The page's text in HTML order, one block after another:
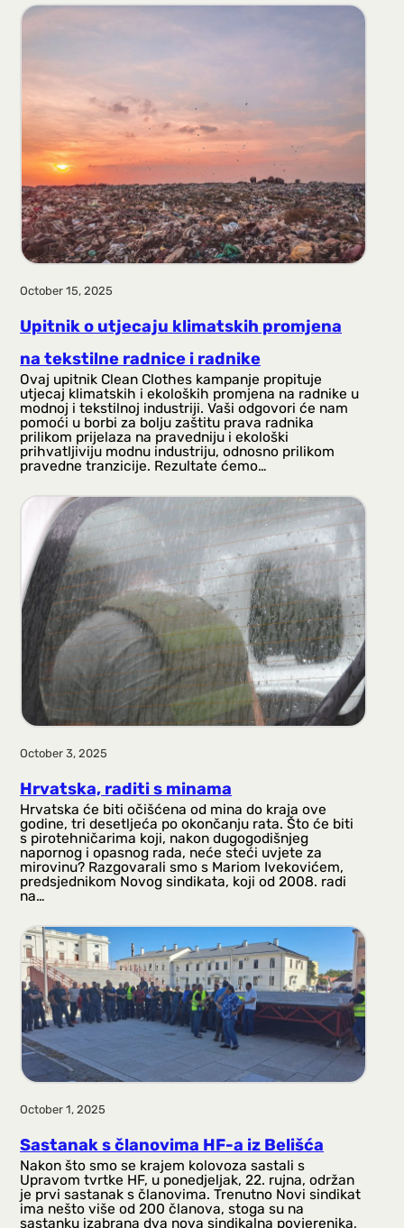
October 15, 2025
Upitnik o utjecaju klimatskih promjena
na tekstilne radnice i radnike
Ovaj upitnik Clean Clothes kampanje propituje
utjecaj klimatskih i ekoloških promjena na radnike u
modnoj i tekstilnoj industriji. Vaši odgovori će nam
pomoći u borbi za bolju zaštitu prava radnika
prilikom prijelaza na pravedniju i ekološki
prihvatljiviju modnu industriju, odnosno prilikom
pravedne tranzicije. Rezultate ćemo…
October 3, 2025
Hrvatska, raditi s minama
Hrvatska će biti očišćena od mina do kraja ove
godine, tri desetljeća po okončanju rata. Što će biti
s pirotehničarima koji, nakon dugogodišnjeg
napornog i opasnog rada, neće steći uvjete za
mirovinu? Razgovarali smo s Mariom Ivekovićem,
predsjednikom Novog sindikata, koji od 2008. radi
na…
October 1, 2025
Sastanak s članovima HF-a iz Belišća
Nakon što smo se krajem kolovoza sastali s
Upravom tvrtke HF, u ponedjeljak, 22. rujna, održan
je prvi sastanak s članovima. Trenutno Novi sindikat
ima nešto više od 200 članova, stoga su na
sastanku izabrana dva nova sindikalna povjerenika,